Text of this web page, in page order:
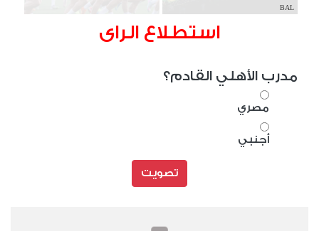
BAL
استطلاع الراى
مدرب الأهلي القادم؟
مصري
أجنبي
تصويت